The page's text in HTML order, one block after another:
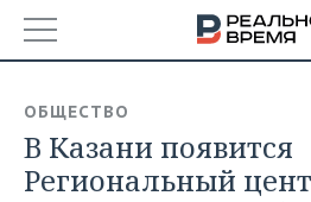
БАШКОРТОСТАН
ТАТАРСТАН
НОВОСТИ
АНАЛИТИКА
ОБЩЕСТВО
В Казани появится
Региональный